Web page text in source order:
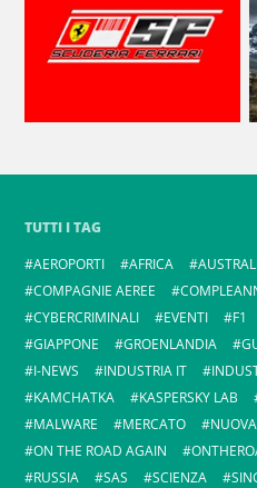
TUTTI I TAG
AEROPORTI
AFRICA
COMPAGNIE AEREE
CYBERCRIMINALI
EVENTI F1
GIAPPONE
GROENLANDIA
I-NEWS
INDUSTRIA IT
KAMCHATKA
KASPERSKY LAB
MALWARE
MERCATO
ON THE ROAD AGAIN
RUSSIA
SAS SCIENZA